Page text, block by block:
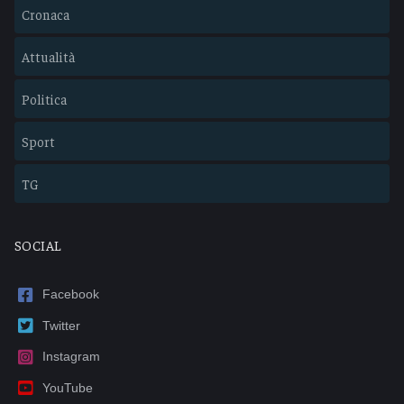
Cronaca
Attualità
Politica
Sport
TG
SOCIAL
Facebook
Twitter
Instagram
YouTube